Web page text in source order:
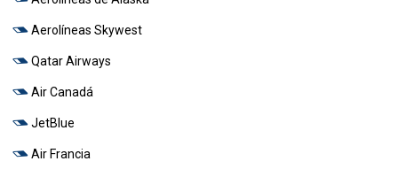
Aerolíneas Skywest
Qatar Airways
Air Canadá
JetBlue
Air Francia